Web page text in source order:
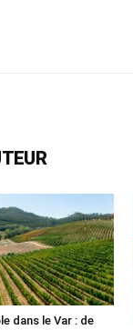
dans le Var : de